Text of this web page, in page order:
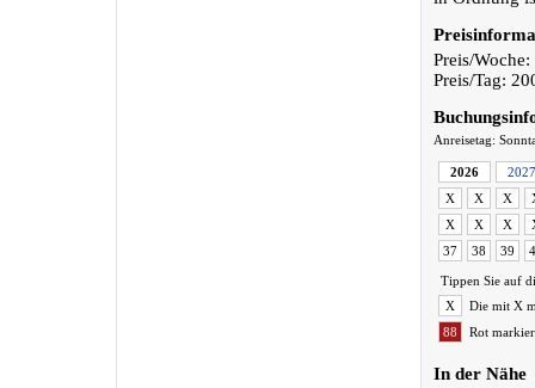
Preis/
Preis/Tag:
Anreisetag:
2026
2027
X
X X
X
X X
37
38 39
Tippen Sie auf
X
Die mit X
88
Rot
In der Nähe